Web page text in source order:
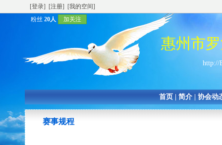
[登录] [注册]
[我的空间]
粉丝 20人 加关注
惠州市
http://
首页 简介 协会动
赛事规程